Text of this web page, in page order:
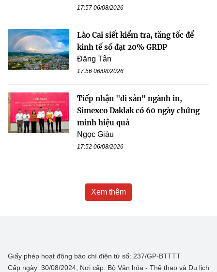
17:57 06/08/2026
Lào Cai siết kiểm tra, tăng tốc để
kinh tế số đạt 20% GRDP
Đăng Tân
17:56 06/08/2026
Tiếp nhận "di sản" ngành in,
Simexco Daklak có 60 ngày chứng
minh hiệu quả
Ngọc Giàu
17:52 06/08/2026
Xem thêm
Giấy phép hoạt động báo chí điện tử số: 237/GP-BTTTT
Cấp ngày: 30/08/2024; Nơi cấp: Bộ Văn hóa - Thể thao và Du lịch